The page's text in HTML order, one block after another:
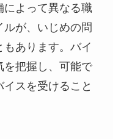
によって異なる職
が、いじめの問
あります。バイ
を把握し、可能で
スを受けること